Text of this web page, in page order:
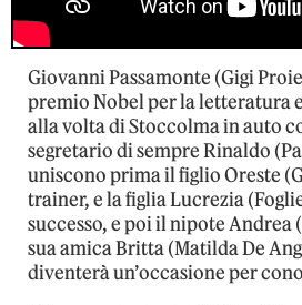
Giovanni Passamonte (Gigi
premio Nobel per la letteratura
alla volta di Stoccolma in auto
segretario di sempre Rinaldo
uniscono prima il figlio Oreste
trainer, e la figlia Lucrezia
successo, e poi il nipote Andrea
sua amica Britta (Matilda De
diventerà un’occasione per